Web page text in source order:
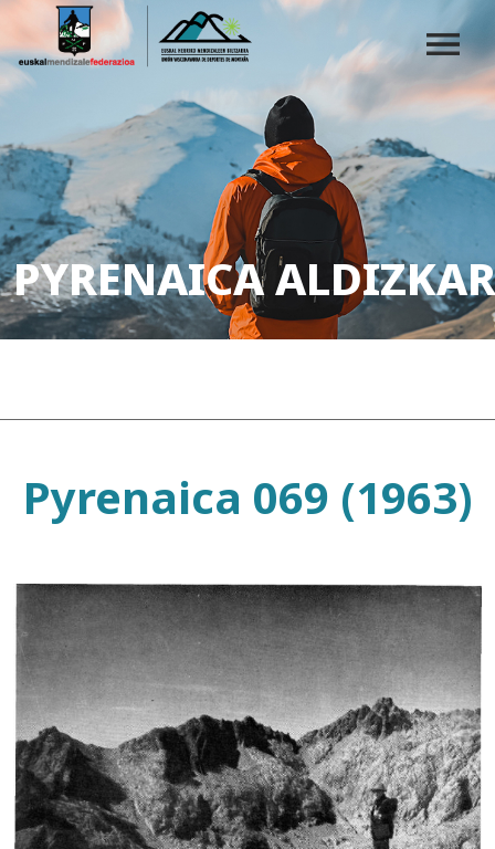
PYRENAICA
Pyrenaica 069 (1963)